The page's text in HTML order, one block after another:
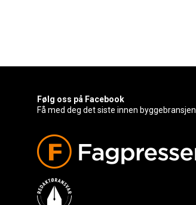
Følg oss på Facebook
Få med deg det siste innen byggebransjen